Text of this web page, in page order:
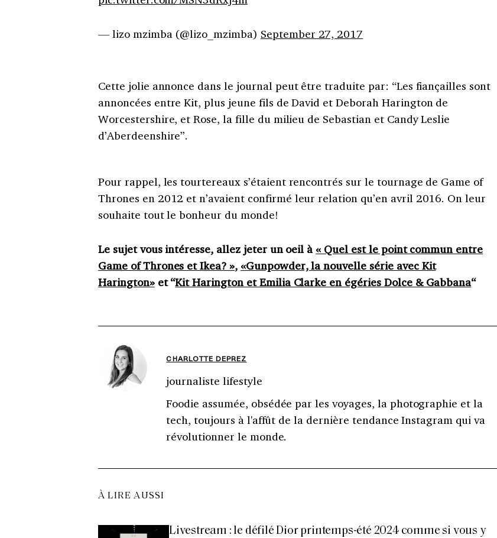
— lizo mzimba (@lizo_mzimba) September 27, 2017
Cette jolie annonce dans le journal peut être traduite par: “Les fiançailles sont
annoncées entre Kit, plus jeune fils de David et Deborah Harington de
Worcestershire, et Rose, la fille du milieu de Sebastian et Candy Leslie
d’Aberdeenshire”.
Pour rappel, les tourtereaux s’étaient rencontrés sur le tournage de Game of
Thrones en 2012 et n’avaient confirmé leur relation qu’en avril 2016. On leur
souhaite tout le bonheur du monde!
Le sujet vous intéresse, allez jeter un oeil à « Quel est le point commun entre
Game of Thrones et Ikea? », «Gunpowder, la nouvelle série avec Kit
Harington»et “Kit Harington et Emilia Clarke en égéries Dolce & Gabbana“
CHARLOTTE DEPREZ
journaliste lifestyle
Foodie assumée, obsédée par les voyages, la photographie et la
tech, toujours à l'affût de la dernière tendance Instagram qui va
révolutionner le monde.
À LIRE AUSSI
Livestream : le défilé Dior printemps-été 2024 comme si vous y